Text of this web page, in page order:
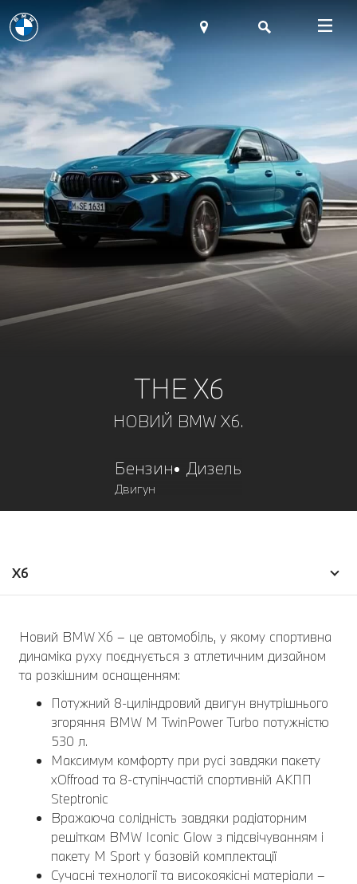
THE X6
НОВИЙ BMW X6.
Бензин Дизель
Двигун
X6
Новий BMW X6 – це автомобіль, у якому спортивна
динаміка руху поєднується з атлетичним дизайном
та розкішним оснащенням:
Потужний 8-циліндровий двигун внутрішнього
згоряння BMW M TwinPower Turbo потужністю
530 л.
Максимум комфорту при русі завдяки пакету
xOffroad та 8-ступінчастій спортивній АКПП
Steptronic
Вражаюча солідність завдяки радіаторним
решіткам BMW Iconic Glow з підсвічуванням і
пакету M Sport у базовій комплектації
Сучасні технології та високоякісні матеріали –